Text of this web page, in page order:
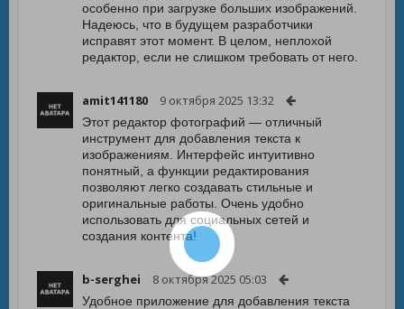
особенно при загрузке больших изображений.
Надеюсь, что в будущем разработчики
исправят этот момент. В целом, неплохой
редактор, если не слишком требовать от него.
amit141180 9 октября 2025 13:32
Этот редактор фотографий — отличный
инструмент для добавления текста к
изображениям. Интерфейс интуитивно
понятный, а функции редактирования
позволяют легко создавать стильные и
оригинальные работы. Очень удобно
использовать для социальных сетей и
создания контента!
b-serghei 8 октября 2025 05:03
Удобное приложение для добавления текста